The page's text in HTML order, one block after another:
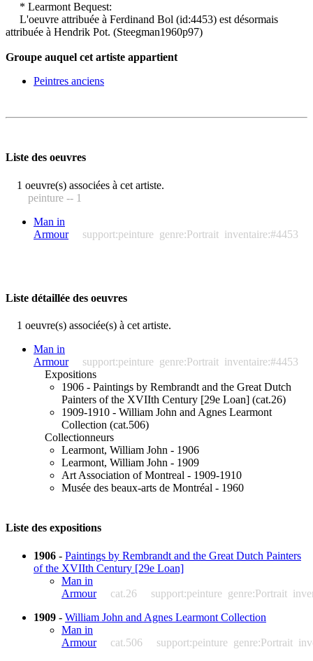
* Learmont Bequest:
L'oeuvre attribuée à Ferdinand Bol (id:4453) est désormais
attribuée à Hendrik Pot. (Steegman1960p97)
Groupe auquel cet artiste appartient
Peintres anciens
Liste des oeuvres
1 oeuvre(s) associées à cet artiste.
peinture -- 1
Man in
Armour
support:peinture genre:Portrait inventaire:#4453
Liste détaillée des oeuvres
1 oeuvre(s) associée(s) à cet artiste.
Man in
Armour
support:peinture genre:Portrait inventaire:#4453
Expositions
1906 - Paintings by Rembrandt and the Great Dutch
Painters of the XVIIth Century [29e Loan] (cat.26)
1909-1910 - William John and Agnes Learmont
Collection (cat.506)
Collectionneurs
Learmont, William John - 1906
Learmont, William John - 1909
Art Association of Montreal - 1909-1910
Musée des beaux-arts de Montréal - 1960
Liste des expositions
1906 - Paintings by Rembrandt and the Great Dutch Painters
of the XVIIth Century [29e Loan]
Man in
Armour
cat.26 support:peinture genre:Portrait
1909 - William John and Agnes Learmont Collection
Man in
Armour
cat.506 support:peinture genre:Portrait